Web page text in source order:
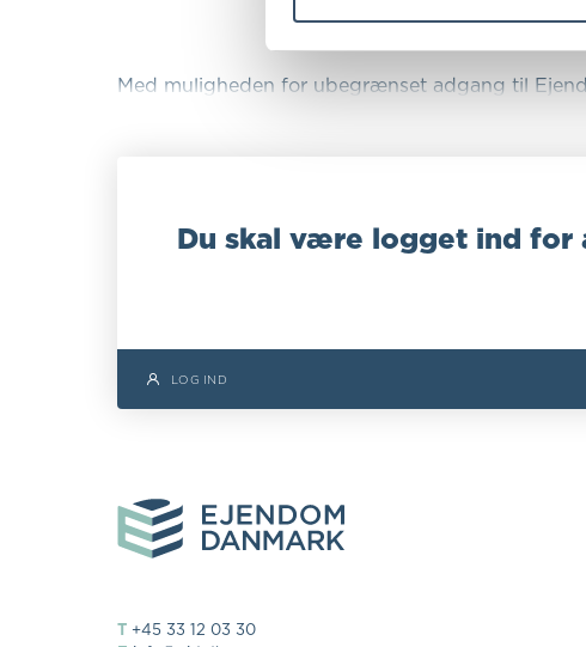
Med muligheden for ubegrænset adgang til
Du skal være logget ind for
LOG IND
T +45 33 12 03 30